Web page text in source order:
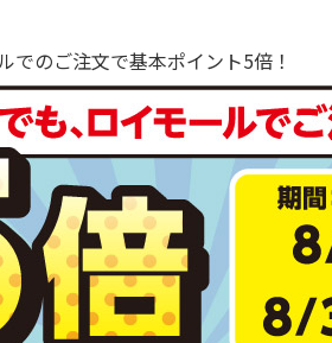
でのご注文で基本ポイント5倍！